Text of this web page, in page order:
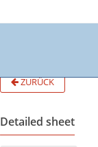
ZURÜCK
Detailed sheet